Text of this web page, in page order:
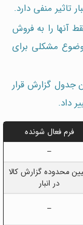
تاثیر منفی دارد.
آنها را به فروش
مشکلی برای
جدول گزارش قرار
داد.
فرم فعال شونده
–
محدوده گزارش کالا
در انبار
–